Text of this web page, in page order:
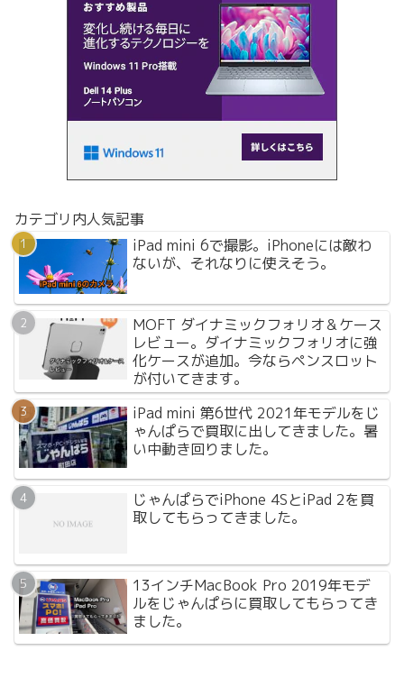
カテゴリ内人気記事
iPad mini 6で撮影。iPhoneには敵わ
ないが、それなりに使えそう。
MOFT ダイナミックフォリオ＆ケース
レビュー。ダイナミックフォリオに強
化ケースが追加。今ならペンスロット
が付いてきます。
iPad mini 第6世代 2021年モデルをじ
ゃんぱらで買取に出してきました。暑
い中動き回りました。
じゃんぱらでiPhone 4SとiPad 2を買
取してもらってきました。
13インチMacBook Pro 2019年モデ
ルをじゃんぱらに買取してもらってき
ました。